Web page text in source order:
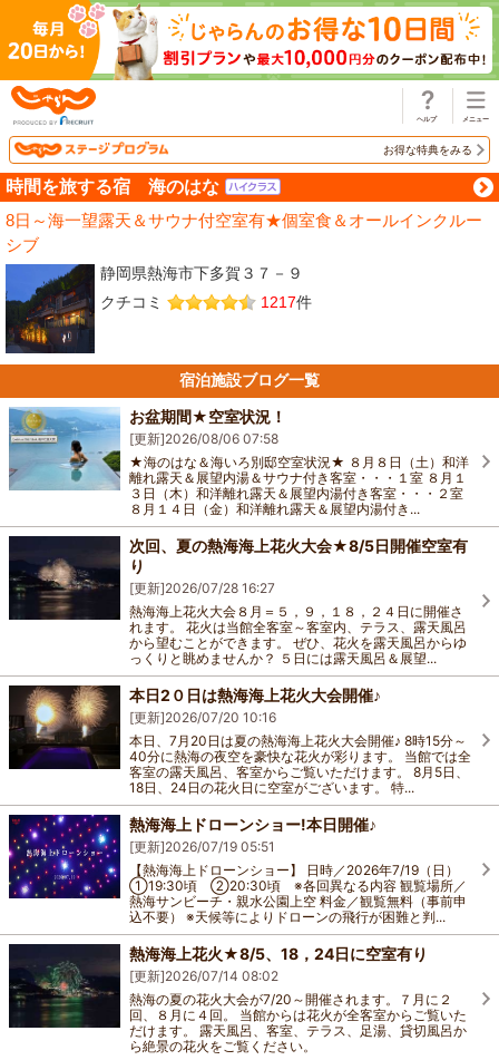
お得な特典をみる
時間を旅する宿 海のはな
8日～海一望露天＆サウナ付空室有★個室食＆オールインクルー
シブ
静岡県熱海市下多賀３７－９
クチコミ
1217件
宿泊施設ブログ一覧
お盆期間★空室状況！
[更新]2026/08/06 07:58
★海のはな＆海いろ別邸空室状況★ ８月８日（土）和洋
離れ露天＆展望内湯＆サウナ付き客室・・・１室 ８月１
３日（木）和洋離れ露天＆展望内湯付き客室・・・２室
８月１４日（金）和洋離れ露天＆展望内湯付き...
次回、夏の熱海海上花火大会★8/5日開催空室有
り
[更新]2026/07/28 16:27
熱海海上花火大会８月＝５，９，１８，２４日に開催さ
れます。 花火は当館全客室～客室内、テラス、露天風呂
から望むことができます。 ぜひ、花火を露天風呂からゆ
っくりと眺めませんか？ ５日には露天風呂＆展望...
本日2０日は熱海海上花火大会開催♪
[更新]2026/07/20 10:16
本日、7月20日は夏の熱海海上花火大会開催♪ 8時15分～
40分に熱海の夜空を豪快な花火が彩ります。 当館では全
客室の露天風呂、客室からご覧いただけます。 8月5日、
18日、24日の花火日に空室がございます。 特...
熱海海上ドローンショー!本日開催♪
[更新]2026/07/19 05:51
【熱海海上ドローンショー】 日時／2026年7/19（日）
①19:30頃 ②20:30頃 ※各回異なる内容 観覧場所／
熱海サンビーチ・親水公園上空 料金／観覧無料（事前申
込不要） ※天候等によりドローンの飛行が困難と判...
熱海海上花火★8/5、18，24日に空室有り
[更新]2026/07/14 08:02
熱海の夏の花火大会が7/20～開催されます。７月に２
回、８月に４回。 当館からは花火が全客室からご覧いた
だけます。 露天風呂、客室、テラス、足湯、貸切風呂か
ら絶景の花火をご覧ください。